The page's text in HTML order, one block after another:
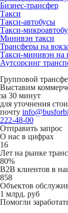
Бизнес-трансфер
Такси
Такси-автобусы
Такси-
Минивэн такси
Трансферы на
Такси-минивэн на
Аутсорсинг
Групповой
Выставим
за 30 минут
для уточнения
почту
222-48-00
Отправить запрос
О нас в цифрах
16
Лет на рынке
80%
B2B клиентов в
858
Объектов
1 млрд. руб
Помогли